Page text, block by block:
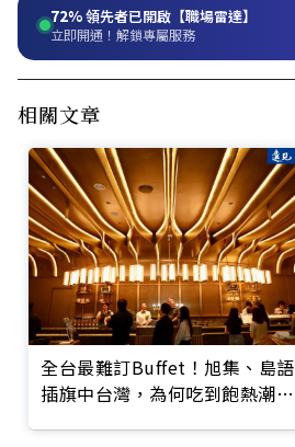
72%領先者已開啟【職場雷達】
立即開通！解鎖專屬服務
相關文章
全台最難訂Buffet！旭集、島語
插旗中台灣，為何吃到飽熱潮不